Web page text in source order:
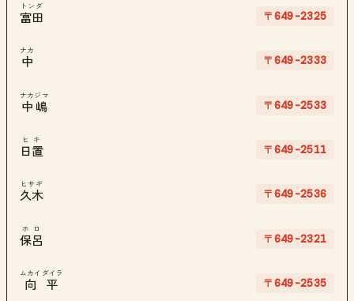
富田
トンダ
〒649-2325
中
ナカ
〒649-2333
中嶋
ナカジマ
〒649-2533
日置
ヒキ
〒649-2511
久木
ヒサギ
〒649-2536
保呂
ホロ
〒649-2321
向平
ムカイダイラ
〒649-2535